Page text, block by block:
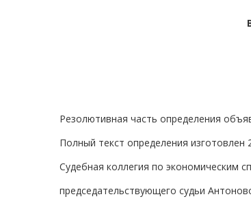
Резолютивная часть определения
Полный текст определения изготовлен
Судебная коллегия по экономическим
председательствующего судьи